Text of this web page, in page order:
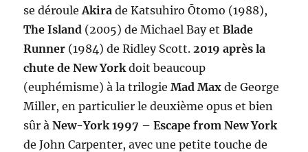
se dérouleAkira de Katsuhiro Ōtomo (1988),
The Island (2005) de Michael Bay etBlade
Runner (1984) de Ridley Scott. 2019 après la
chute de New York doit beaucoup
(euphémisme) à la trilogie Mad Max de George
Miller, en particulier le deuxième opus et bien
sûr àNew-York 1997 –Escape from New York
de John Carpenter, avec une petite touche de